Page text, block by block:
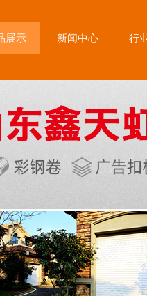
展示 新闻中心 行